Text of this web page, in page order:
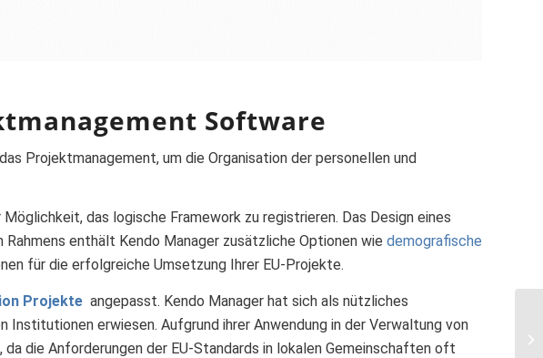
Software
Projektmanagement, um die Organisation der personellen und
das logische Framework zu registrieren. Das Design eines
enthält Kendo Manager zusätzliche Optionen wie demografische
für die erfolgreiche Umsetzung Ihrer EU-Projekte.
Projekte angepasst. Kendo Manager hat sich als nützliches
erwiesen. Aufgrund ihrer Anwendung in der Verwaltung von
die Anforderungen der EU-Standards in lokalen Gemeinschaften oft